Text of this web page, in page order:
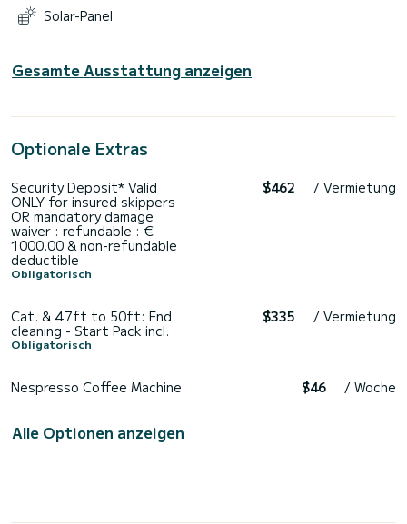
Solar-Panel
Gesamte Ausstattung anzeigen
Optionale Extras
Security Deposit* Valid
ONLY for insured skippers
OR mandatory damage
waiver : refundable : €
1000.00 & non-refundable
deductible
Obligatorisch
$462 / Vermietung
Cat. & 47ft to 50ft: End
cleaning - Start Pack incl.
Obligatorisch
$335 / Vermietung
Nespresso Coffee Machine $46 / Woche
Alle Optionen anzeigen